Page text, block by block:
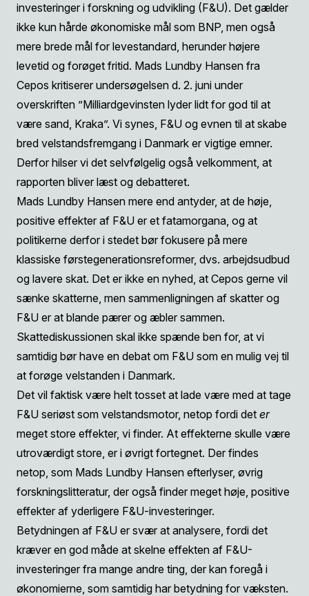
investeringer i forskning og udvikling (F&U). Det gælder
ikke kun hårde økonomiske mål som BNP, men også
mere brede mål for levestandard, herunder højere
levetid og forøget fritid. Mads Lundby Hansen fra
Cepos kritiserer undersøgelsen d. 2. juni under
overskriften ”Milliardgevinsten lyder lidt for god til at
være sand, Kraka”. Vi synes, F&U og evnen til at skabe
bred velstandsfremgang i Danmark er vigtige emner.
Derfor hilser vi det selvfølgelig også velkomment, at
rapporten bliver læst og debatteret.
Mads Lundby Hansen mere end antyder, at de høje,
positive effekter af F&U er et fatamorgana, og at
politikerne derfor i stedet bør fokusere på mere
klassiske førstegenerationsreformer, dvs. arbejdsudbud
og lavere skat. Det er ikke en nyhed, at Cepos gerne vil
sænke skatterne, men sammenligningen af skatter og
F&U er at blande pærer og æbler sammen.
Skattediskussionen skal ikke spænde ben for, at vi
samtidig bør have en debat om F&U som en mulig vej til
at forøge velstanden i Danmark.
Det vil faktisk være helt tosset at lade være med at tage
F&U seriøst som velstandsmotor, netop fordi det er
meget store effekter, vi finder. At effekterne skulle være
utroværdigt store, er i øvrigt fortegnet. Der findes
netop, som Mads Lundby Hansen efterlyser, øvrig
forskningslitteratur, der også finder meget høje, positive
effekter af yderligere F&U-investeringer.
Betydningen af F&U er svær at analysere, fordi det
kræver en god måde at skelne effekten af F&U-
investeringer fra mange andre ting, der kan foregå i
økonomierne, som samtidig har betydning for væksten.